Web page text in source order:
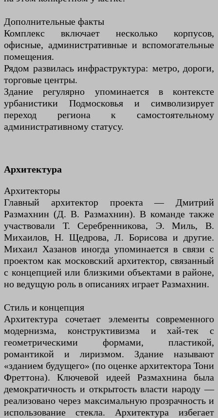
Дополнительные факты
Комплекс включает несколько корпусов,
офисные, административные и вспомогательные
помещения.
Рядом развилась инфраструктура: метро, дороги,
торговые центры.
Здание регулярно упоминается в контексте
урбанистики Подмосковья и символизирует
переход региона к самостоятельному
административному статусу.
Архитектура
Архитекторы
Главный архитектор проекта — Дмитрий
Размахнин (Д. В. Размахнин). В команде также
участвовали Т. Серебренникова, Э. Миль, В.
Михаилов, Н. Щедрова, Л. Борисова и другие.
Михаил Хазанов иногда упоминается в связи с
проектом как московский архитектор, связанный
с концепцией или близкими объектами в районе,
но ведущую роль в описаниях играет Размахнин.
Стиль и концепция
Архитектура сочетает элементы современного
модернизма, конструктивизма и хай-тек с
геометрическими формами, пластикой,
романтикой и лиризмом. Здание называют
«зданием будущего» (по оценке архитектора Тони
Фреттона). Ключевой идеей Размахнина была
демократичность и открытость власти народу —
реализовано через максимальную прозрачность и
использование стекла. Архитектура избегает